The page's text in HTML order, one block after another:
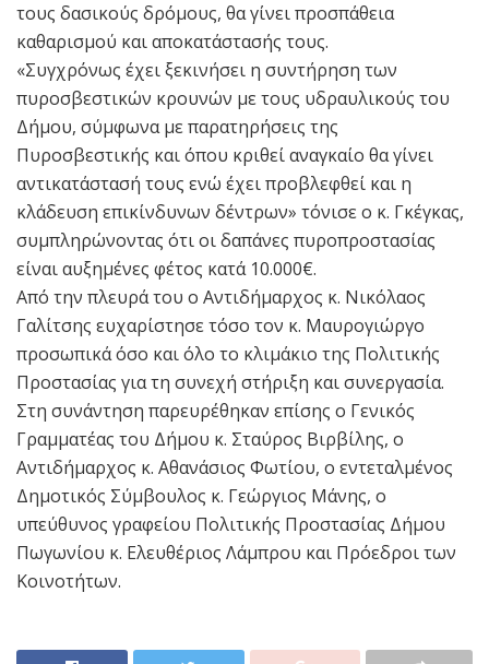
τους δασικούς δρόμους, θα γίνει προσπάθεια
καθαρισμού και αποκατάστασής τους.
«Συγχρόνως έχει ξεκινήσει η συντήρηση των
πυροσβεστικών κρουνών με τους υδραυλικούς του
Δήμου, σύμφωνα με παρατηρήσεις της
Πυροσβεστικής και όπου κριθεί αναγκαίο θα γίνει
αντικατάστασή τους ενώ έχει προβλεφθεί και η
κλάδευση επικίνδυνων δέντρων» τόνισε ο κ. Γκέγκας,
συμπληρώνοντας ότι οι δαπάνες πυροπροστασίας
είναι αυξημένες φέτος κατά 10.000€.
Από την πλευρά του ο Αντιδήμαρχος κ. Νικόλαος
Γαλίτσης ευχαρίστησε τόσο τον κ. Μαυρογιώργο
προσωπικά όσο και όλο το κλιμάκιο της Πολιτικής
Προστασίας για τη συνεχή στήριξη και συνεργασία.
Στη συνάντηση παρευρέθηκαν επίσης ο Γενικός
Γραμματέας του Δήμου κ. Σταύρος Βιρβίλης, ο
Αντιδήμαρχος κ. Αθανάσιος Φωτίου, ο εντεταλμένος
Δημοτικός Σύμβουλος κ. Γεώργιος Μάνης, ο
υπεύθυνος γραφείου Πολιτικής Προστασίας Δήμου
Πωγωνίου κ. Ελευθέριος Λάμπρου και Πρόεδροι των
Κοινοτήτων.